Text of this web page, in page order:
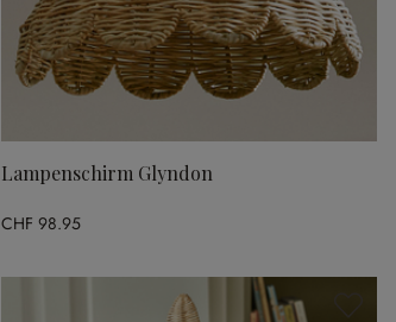
Lampenschirm Glyndon
CHF 98.95